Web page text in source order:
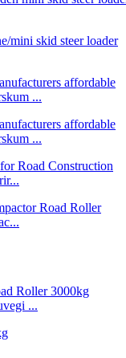
...
...
...